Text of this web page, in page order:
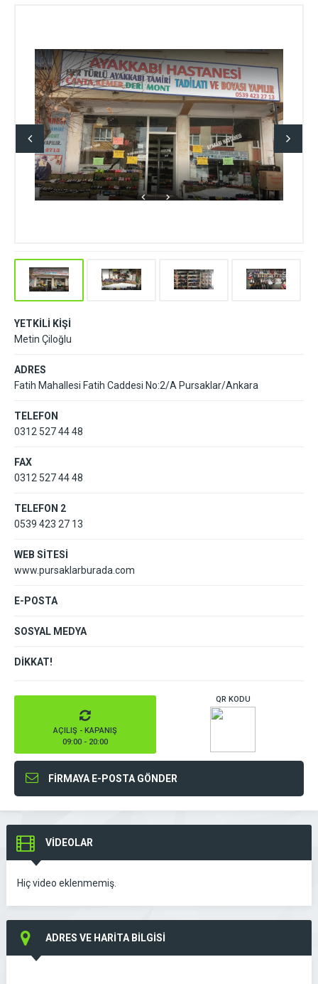
YETKİLİ KİŞİ
Metin Çiloğlu
ADRES
Fatih Mahallesi Fatih Caddesi No:2/A Pursaklar/Ankara
TELEFON
0312 527 44 48
FAX
0312 527 44 48
TELEFON 2
0539 423 27 13
WEB SİTESİ
www.pursaklarburada.com
E-POSTA
SOSYAL MEDYA
DİKKAT!
AÇILIŞ - KAPANIŞ
09:00 - 20:00
QR KODU
FİRMAYA E-POSTA GÖNDER
VİDEOLAR
Hiç video eklenmemiş.
ADRES VE HARİTA BİLGİSİ